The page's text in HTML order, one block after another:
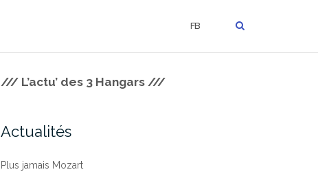
FB
/// L’actu’ des 3 Hangars ///
Actualités
Plus jamais Mozart